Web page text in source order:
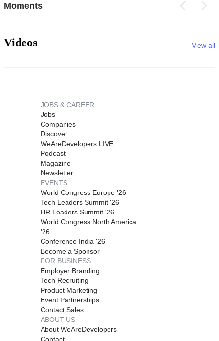
Moments
Videos View all
JOBS & CAREER
Jobs
Companies
Discover
WeAreDevelopers LIVE
Podcast
Magazine
Newsletter
EVENTS
World Congress Europe '26
Tech Leaders Summit '26
HR Leaders Summit '26
World Congress North America
'26
Conference India '26
Become a Sponsor
FOR BUSINESS
Employer Branding
Tech Recruiting
Product Marketing
Event Partnerships
Contact Sales
ABOUT US
About WeAreDevelopers
Contact